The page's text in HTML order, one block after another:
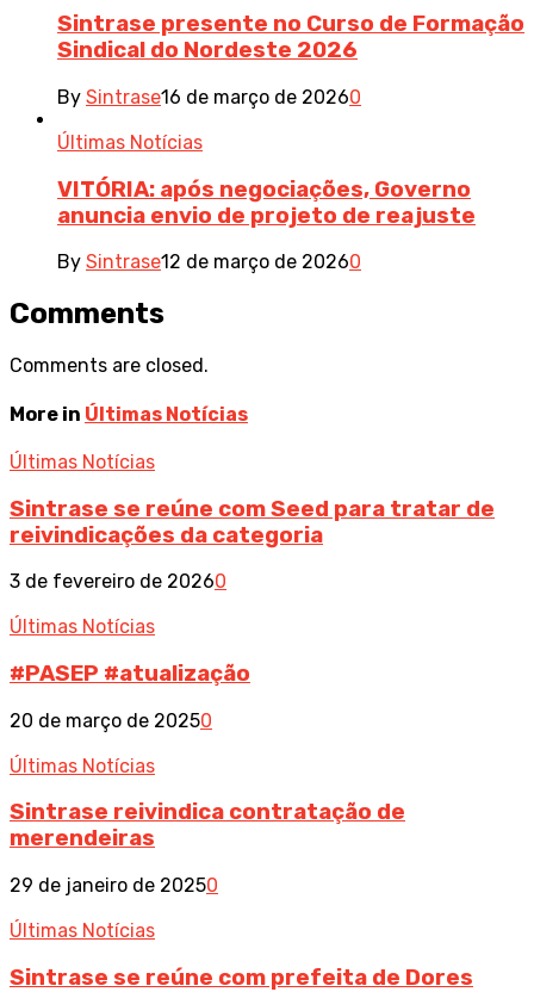
Sintrase presente no Curso de Formação
Sindical do Nordeste 2026
By Sintrase16 de março de 20260
Últimas Notícias
VITÓRIA: após negociações, Governo
anuncia envio de projeto de reajuste
By Sintrase12 de março de 20260
Comments
Comments are closed.
More in Últimas Notícias
Últimas Notícias
Sintrase se reúne com Seed para tratar de
reivindicações da categoria
3 de fevereiro de 20260
Últimas Notícias
#PASEP #atualização
20 de março de 20250
Últimas Notícias
Sintrase reivindica contratação de
merendeiras
29 de janeiro de 20250
Últimas Notícias
Sintrase se reúne com prefeita de Dores